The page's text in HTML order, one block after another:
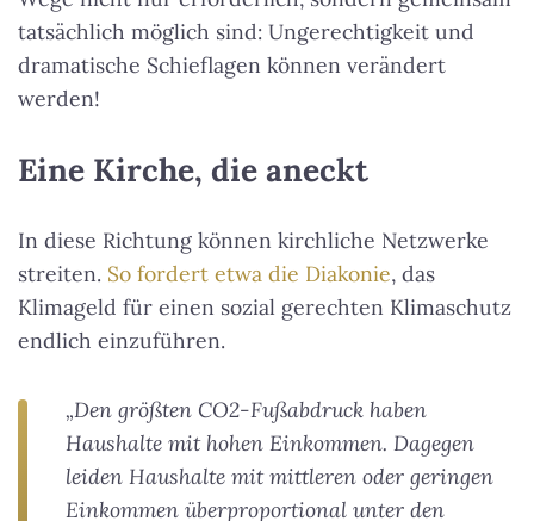
tatsächlich möglich sind: Ungerechtigkeit und
dramatische Schieflagen können verändert
werden!
Eine Kirche, die aneckt
In diese Richtung können kirchliche Netzwerke
streiten. So fordert etwa die Diakonie, das
Klimageld für einen sozial gerechten Klimaschutz
endlich einzuführen.
„Den größten CO2-Fußabdruck haben
Haushalte mit hohen Einkommen. Dagegen
leiden Haushalte mit mittleren oder geringen
Einkommen überproportional unter den